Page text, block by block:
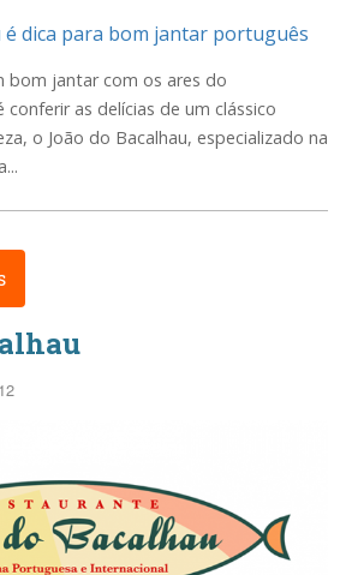
bom jantar com os ares do
as delícias de um clássico
o João do Bacalhau, especializado na